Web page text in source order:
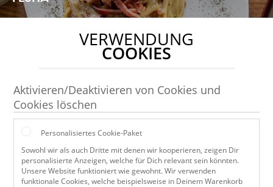
VERWENDUNG
COOKIES
Aktivieren/Deaktivieren von Cookies und
Cookies löschen
Personalisiertes Cookie-Paket
Sowohl wir als auch Dritte mit denen wir kooperieren, zeigen Dir
personalisierte Anzeigen, welche für Dich relevant sein könnten.
Unsere Website funktioniert wie gewohnt. Wir verwenden
funktionale Cookies, welche beispielsweise in Deinem Warenkorb